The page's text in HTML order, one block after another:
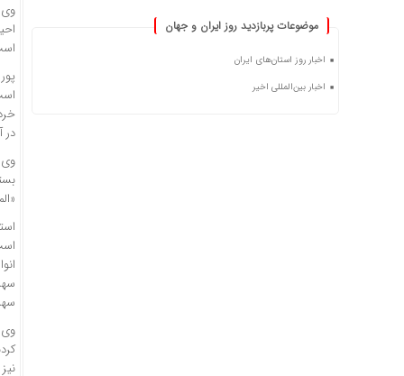
موضوعات پربازدید روز ایران و جهان
اخبار روز استان‌های ایران
اخبار بین‌المللی اخیر
در
وی
«
وی